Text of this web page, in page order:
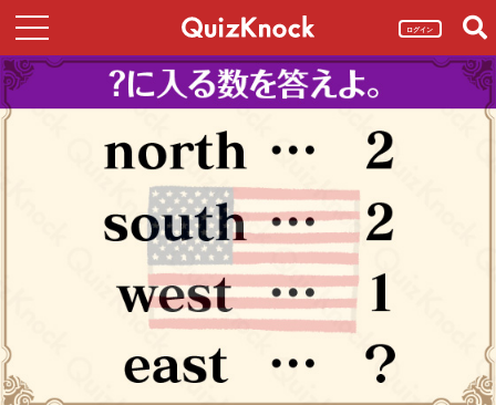
ログイン